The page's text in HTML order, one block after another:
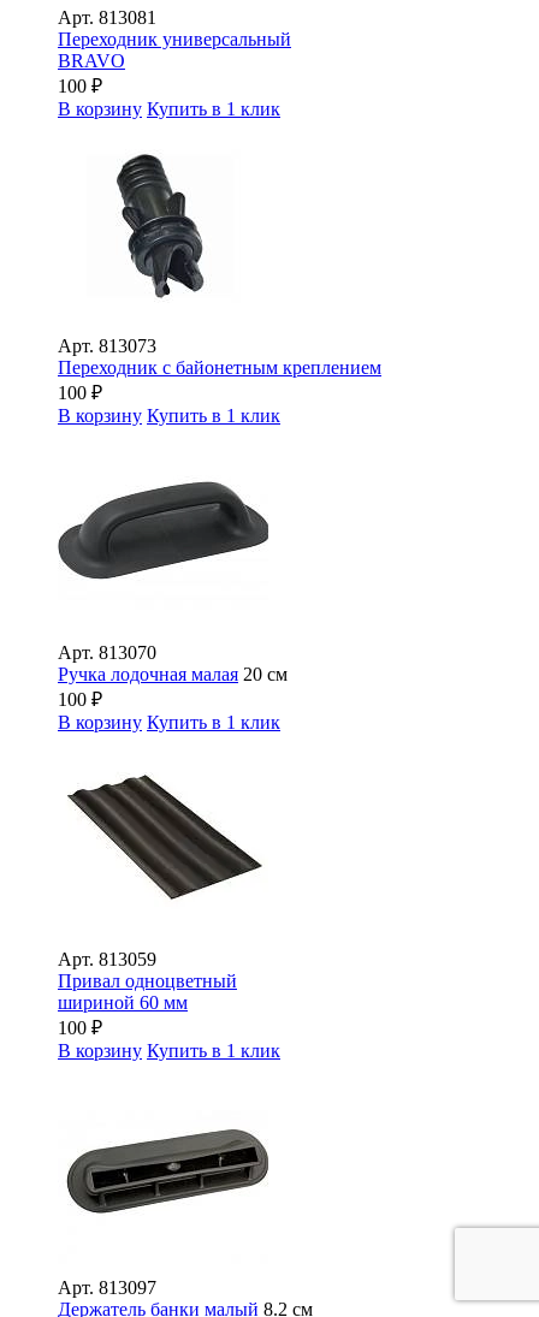
Арт. 813081
Переходник универсальный
BRAVO
100 ₽
В корзину Купить в 1 клик
Арт. 813073
Переходник с байонетным креплением
100 ₽
В корзину Купить в 1 клик
Арт. 813070
Ручка лодочная малая 20 см
100 ₽
В корзину Купить в 1 клик
Арт. 813059
Привал одноцветный
шириной 60 мм
100 ₽
В корзину Купить в 1 клик
Арт. 813097
Держатель банки малый 8.2 см